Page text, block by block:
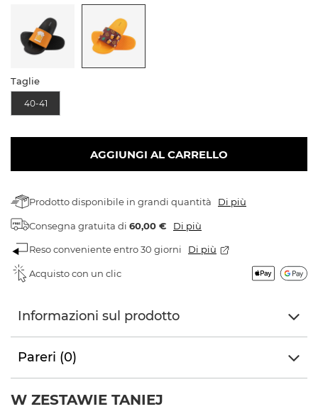
Taglie
40-41
AGGIUNGI AL CARRELLO
Prodotto disponibile in grandi quantità Di più
Consegna gratuita di 60,00 € Di più
Reso conveniente entro 30 giorni Di più
Acquisto con un clic
Informazioni sul prodotto
Pareri (0)
W ZESTAWIE TANIEJ